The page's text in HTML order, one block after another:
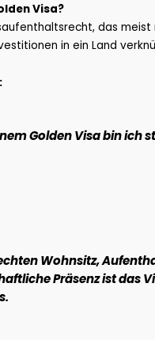
Visa?
das meist
in ein Land
Golden Visa bin ich
Wohnsitz,
Präsenz ist das